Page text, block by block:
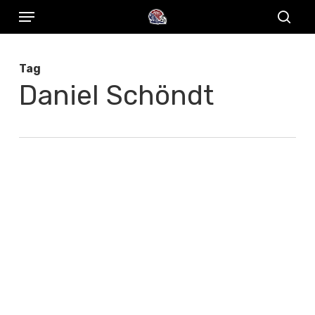
Skip
content
Menu
Tag
Daniel Schöndt